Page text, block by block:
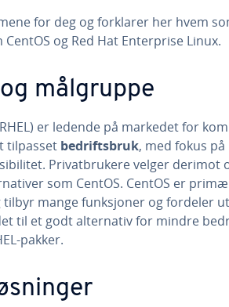
for deg og forklarer her hvem
og Red Hat Enterprise Linux.
målgruppe
er ledende på markedet for
tilpasset bedriftsbruk, med fokus på
Privatbrukere velger derimot
som CentOS. CentOS er
tilbyr mange funksjoner og fordeler
til et godt alternativ for mindre
pakker.